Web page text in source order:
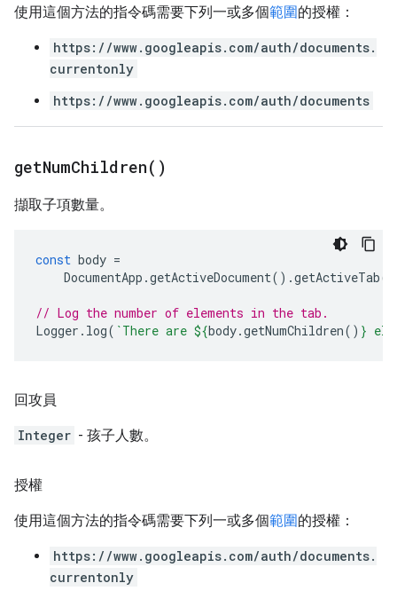
使用這個方法的指令碼需要下列一或多個範圍的授權：
https://www.googleapis.com/auth/documents.
currentonly
https://www.googleapis.com/auth/documents
getNumChildren( )
擷取子項數量。
const body =
DocumentApp .getActiveDocument().getActiveTab
// Log the number of elements in the tab.
Logger . log( `There are ${body.getNumChildren() }
回攻員
Integer - 孩子人數。
授權
使用這個方法的指令碼需要下列一或多個範圍的授權：
https://www.googleapis.com/auth/documents.
currentonly